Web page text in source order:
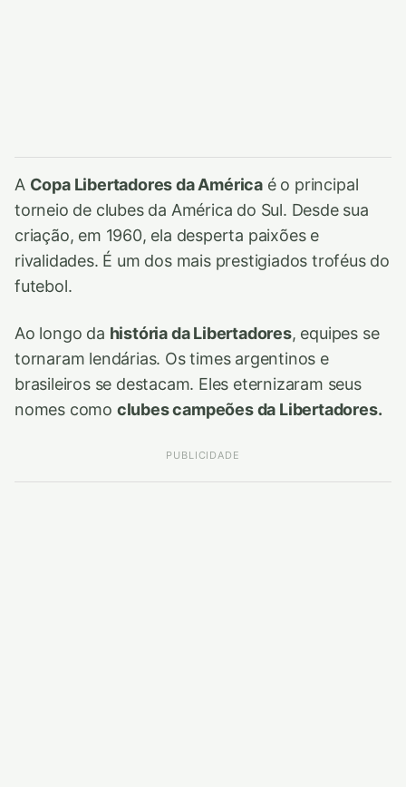
A Copa Libertadores da América é o principal
torneio de clubes da América do Sul. Desde sua
criação, em 1960, ela desperta paixões e
rivalidades. É um dos mais prestigiados troféus do
futebol.
Ao longo da história da Libertadores, equipes se
tornaram lendárias. Os times argentinos e
brasileiros se destacam. Eles eternizaram seus
nomes como clubes campeões da Libertadores.
PUBLICIDADE